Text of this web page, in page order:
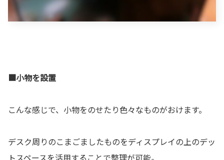
■小物を設置
こんな感じで、小物をのせたり色々なものがおけます。
デスク周りのこまごましたものをディスプレイの上のデッ